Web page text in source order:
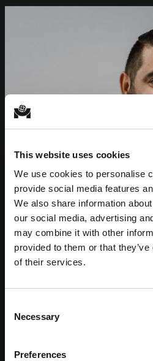
This website uses cookies
We use cookies to personalise
provide social media features
We also share information
our social media, advertising
may combine it with other
provided to them or that
of their services.
Selection
Necessary
Preferences